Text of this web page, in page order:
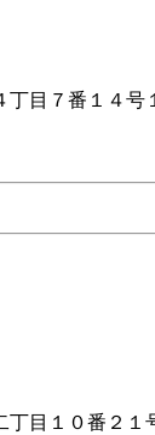
丁目７番１４号
丁目１０番２１